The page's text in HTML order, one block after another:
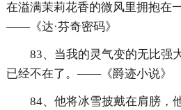
在溢满茉莉花香的微风里拥抱在
——《达·芬奇密码》
83、当我的灵气变的无比强
已经不在了。——《爵迹小说》
84、他将冰雪披戴在肩膀，